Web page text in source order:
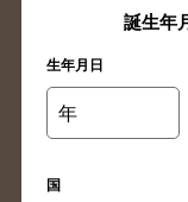
香川県の
長崎県の
大分県の
誕生年
生年月日
年
国